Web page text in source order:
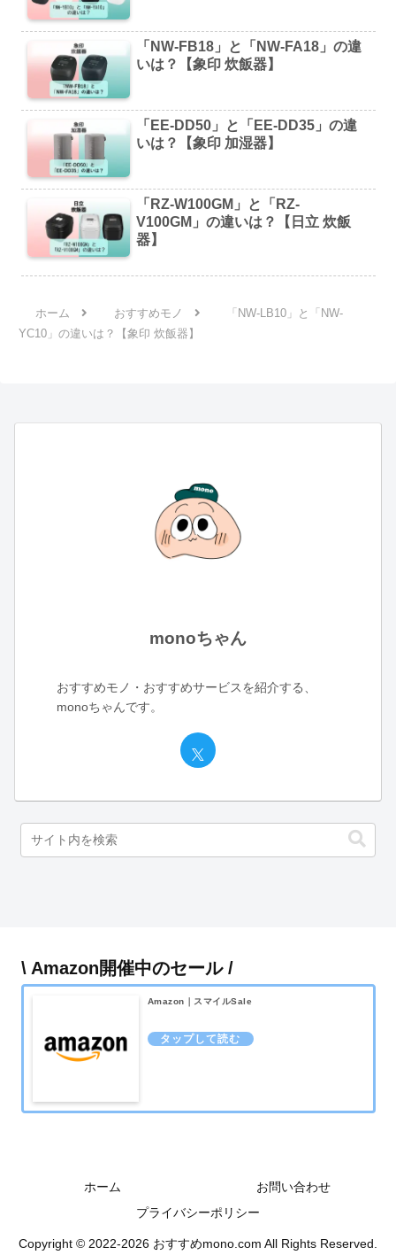
「NW-FB18」と「NW-FA18」の違
いは？【象印 炊飯器】
「EE-DD50」と「EE-DD35」の違
いは？【象印 加湿器】
「RZ-W100GM」と「RZ-
V100GM」の違いは？【日立 炊飯
器】
ホーム おすすめモノ
「NW-LB10」と「NW-
YC10」の違いは？【象印 炊飯器】
monoちゃん
おすすめモノ・おすすめサービスを紹介する、
monoちゃんです。
\ Amazon開催中のセール /
Amazon｜スマイルSale
ホーム
お問い合わせ
プライバシーポリシー
Copyright © 2022-2026 おすすめmono.com All Rights Reserved.